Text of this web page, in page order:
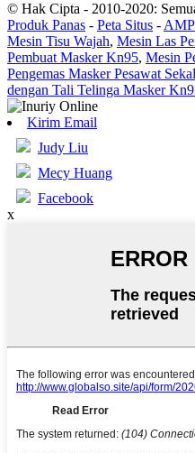
© Hak Cipta - 2010-2020:
Produk Panas - Peta Situs -
Mesin Tisu Wajah, Mesin Las
Pembuat Masker Kn95, Mesin
Pengemas Masker Pesawat
dengan Tali Telinga Masker
Kirim Email
Judy Liu
Mecy Huang
Facebook
x